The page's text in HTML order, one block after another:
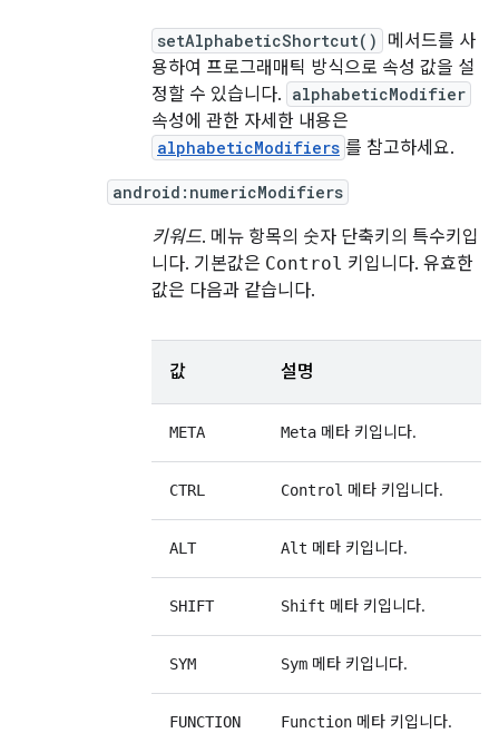
setAlphabeticShortcut()
메서드를 사
용하여 프로그래매틱 방식으로 속성 값을 설
정할 수 있습니다. alphabeticModifier
속성에 관한 자세한 내용은
alphabeticModifiers 를 참고하세요.
android:numericModifiers
키워드. 메뉴 항목의 숫자 단축키의 특수키입
니다. 기본값은 Control 키입니다. 유효한
값은 다음과 같습니다.
값 설명
META Meta 메타 키입니다.
CTRL Control 메타 키입니다.
ALT Alt 메타 키입니다.
SHIFT Shift 메타 키입니다.
SYM Sym 메타 키입니다.
FUNCTION Function 메타 키입니다.